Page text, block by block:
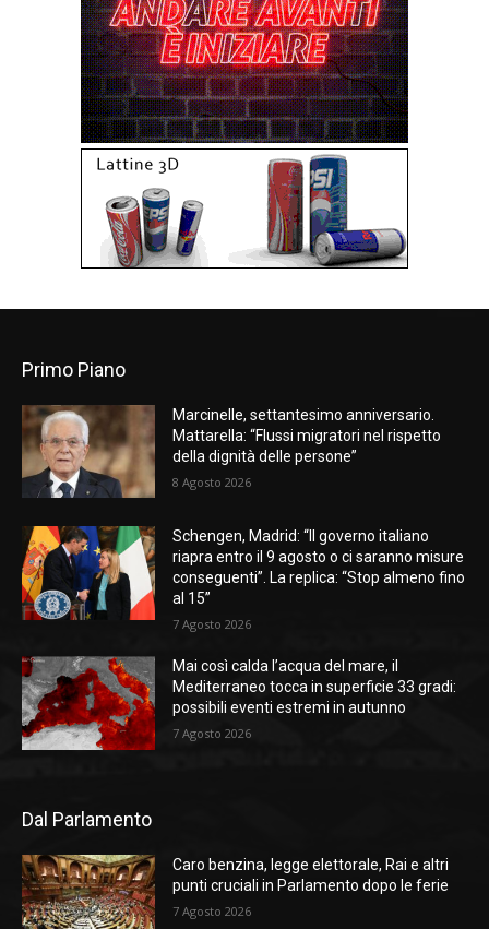
Primo Piano
Marcinelle, settantesimo anniversario.
Mattarella: “Flussi migratori nel rispetto
della dignità delle persone”
8 Agosto 2026
Schengen, Madrid: “Il governo italiano
riapra entro il 9 agosto o ci saranno misure
conseguenti”. La replica: “Stop almeno fino
al 15”
7 Agosto 2026
Mai così calda l’acqua del mare, il
Mediterraneo tocca in superficie 33 gradi:
possibili eventi estremi in autunno
7 Agosto 2026
Dal Parlamento
Caro benzina, legge elettorale, Rai e altri
punti cruciali in Parlamento dopo le ferie
7 Agosto 2026